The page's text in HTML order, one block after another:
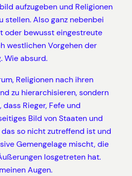
aufzugeben und Religionen
stellen. Also ganz nebenbei
oder bewusst eingestreute
westlichen Vorgehen der
Wie absurd.
Religionen nach ihren
zu hierarchisieren, sondern
Rieger, Fefe und
Bild von Staaten und
das so nicht zutreffend ist und
Gemengelage mischt, die
losgetreten hat.
Augen.